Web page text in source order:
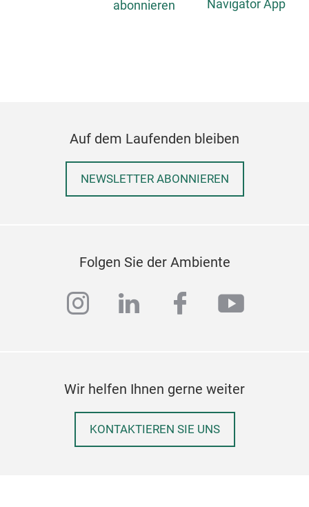
abonnieren
Navigator App
Auf dem Laufenden bleiben
NEWSLETTER ABONNIEREN
Folgen Sie der Ambiente
instagram
linkedinfacebook
Wir helfen Ihnen gerne weiter
KONTAKTIEREN SIE UNS